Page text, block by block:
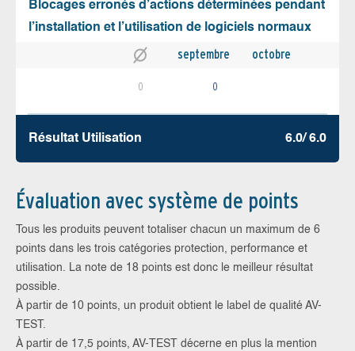
Blocages erronés d’actions déterminées pendant
l’installation et l’utilisation de logiciels normaux
septembre octobre
0 0
Résultat Utilisation 6.0/ 6.0
Évaluation avec système de points
Tous les produits peuvent totaliser chacun un maximum de 6
points dans les trois catégories protection, performance et
utilisation. La note de 18 points est donc le meilleur résultat
possible.
À partir de 10 points, un produit obtient le label de qualité AV-
TEST.
À partir de 17,5 points, AV-TEST décerne en plus la mention